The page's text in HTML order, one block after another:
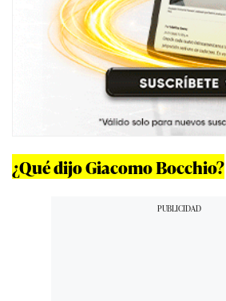
¿Qué dijo Giacomo Bocchio?